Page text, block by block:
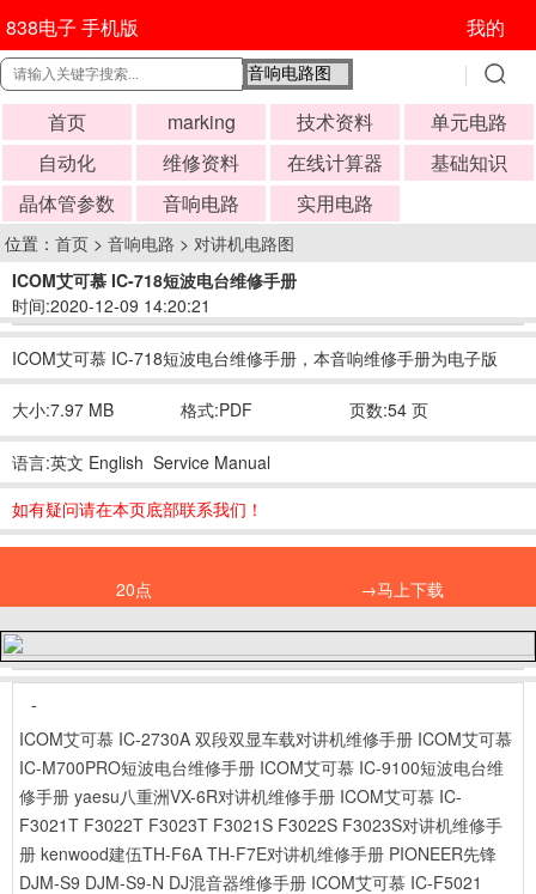
838电子 手机版 我的
首页 marking 技术资料
单元电路
自动化
维修资料 在线计算器
基础知识
晶体管参数
音响电路 实用电路
位置： 首页 > 音响电路 > 对讲机电路图
ICOM艾可慕 IC-718短波电台维修手册
时间:2020-12-09 14:20:21
ICOM艾可慕 IC-718短波电台维修手册，本音响维修手册为电子版
大小:7.97 MB 格式:PDF 页数:54 页
语言:英文 English Service Manual
如有疑问请在本页底部联系我们！
20点 →马上下载
-
ICOM艾可慕 IC-2730A 双段双显车载对讲机维修手册 ICOM艾可慕
IC-M700PRO短波电台维修手册 ICOM艾可慕 IC-9100短波电台维
修手册 yaesu八重洲VX-6R对讲机维修手册 ICOM艾可慕 IC-
F3021T F3022T F3023T F3021S F3022S F3023S对讲机维修手
册 kenwood建伍TH-F6A TH-F7E对讲机维修手册 PIONEER先锋
DJM-S9 DJM-S9-N DJ混音器维修手册 ICOM艾可慕 IC-F5021